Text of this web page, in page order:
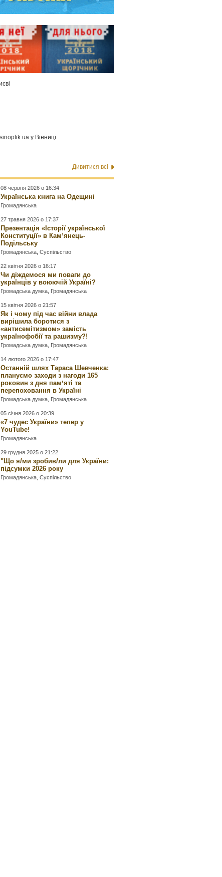
sinoptik.ua у Вінниці
Дивитися всі
08 червня 2026 о 16:34
Українська книга на Одещині
Громадянська
27 травня 2026 о 17:37
Презентація «Історії української
Конституції» в Камʼянець-
Подільську
Громадянська ,Суспільство
22 квітня 2026 о 16:17
Чи діждемося ми поваги до
українців у воюючій Україні?
Громадська думка Громадянська
15 квітня 2026 о 21:57
Як і чому під час війни влада
вирішила боротися з
«антисемітизмом» замість
українофобії та рашизму?!
Громадська думка Громадянська
14 лютого 2026 о 17:47
Останній шлях Тараса Шевченка:
плануємо заходи з нагоди 165
роковин з дня памʼяті та
перепоховання в Україні
Громадська думка Громадянська
05 січня 2026 о 20:39
«7 чудес України» тепер у
YouTube!
Громадянська
29 грудня 2025 о 21:22
"Що я/ми зробив/ли для України:
підсумки 2026 року
Громадянська ,Суспільство